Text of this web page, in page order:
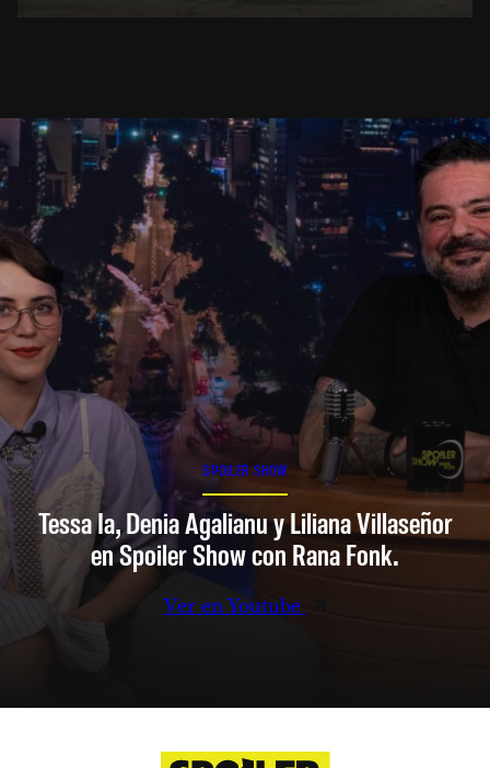
SPOILER SHOW
Tessa Ia, Denia Agalianu y Liliana Villaseñor
en Spoiler Show con Rana Fonk.
Ver en Youtube